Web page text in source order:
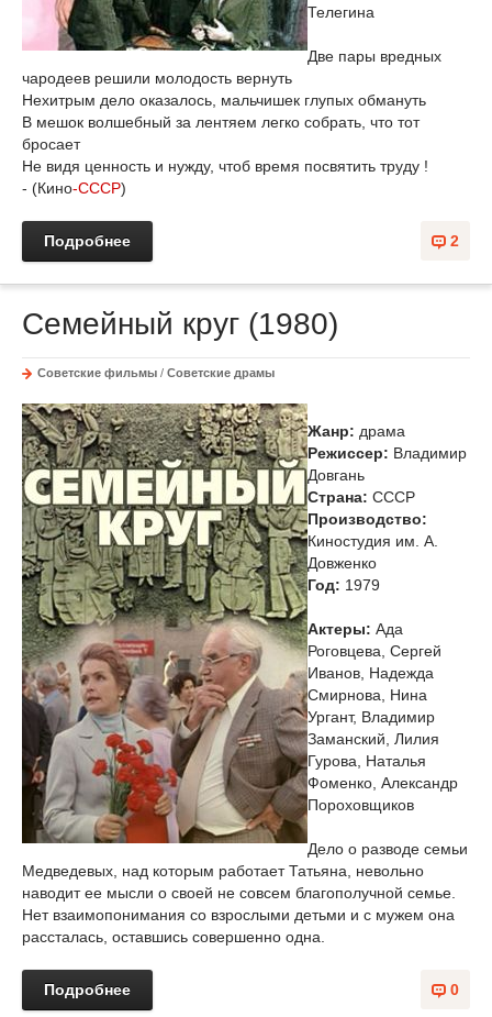
Телегина
Две пары вредных
чародеев решили молодость вернуть
Нехитрым дело оказалось, мальчишек глупых обмануть
В мешок волшебный за лентяем легко собрать, что тот
бросает
Не видя ценность и нужду, чтоб время посвятить труду !
- (Кино-СССР)
2
Подробнее
Семейный круг (1980)
Советские фильмы / Советские драмы
Жанр: драма
Режиссер: Владимир
Довгань
Страна: СССР
Производство:
Киностудия им. А.
Довженко
Год: 1979
Актеры: Ада
Роговцева, Сергей
Иванов, Надежда
Смирнова, Нина
Ургант, Владимир
Заманский, Лилия
Гурова, Наталья
Фоменко, Александр
Пороховщиков
Дело о разводе семьи
Медведевых, над которым работает Татьяна, невольно
наводит ее мысли о своей не совсем благополучной семье.
Нет взаимопонимания со взрослыми детьми и с мужем она
рассталась, оставшись совершенно одна.
0
Подробнее